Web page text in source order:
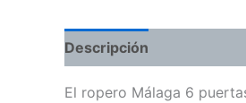
Descripción
El ropero Málaga 6